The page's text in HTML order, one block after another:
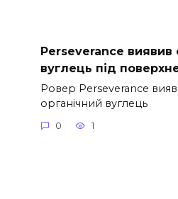
Perseverance виявив
вуглець під
Ровер Perseverance
органічний вуглець
0 1